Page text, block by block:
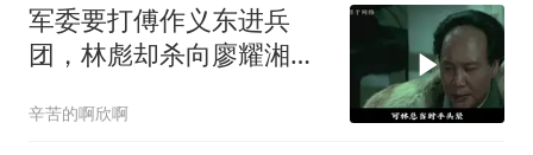
军委要打傅作义东进兵
团，林彪却杀向廖耀湘，
辛苦的啊欣啊